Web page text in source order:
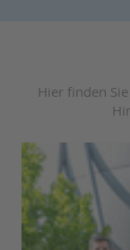
Hier finden